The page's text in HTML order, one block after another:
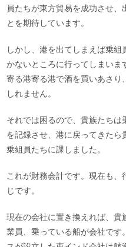
員たちが東方貿易を成功させ、
とを期待しています。
しかし、港を出てしまえば乗
かないところに行ってしまいま
寄る港寄る港で酒を買いあさり
しれません。
それでは困るので、貴族たちは
を記録させ、港に戻ってきたら
乗組員たちに課しました。
これが財務会計です。現在も
じです。
現在の会社に置き換えれば、貴
業員、乗っている船が会社です